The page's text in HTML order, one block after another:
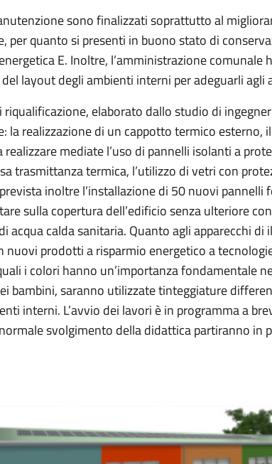
sono finalizzati soprattutto al
per quanto si presenti in buono stato di
E. Inoltre, l’amministrazione
layout degli ambienti interni per adeguarli
riqualificazione, elaborato dallo studio di
la realizzazione di un cappotto termico
realizzare mediate l’uso di pannelli isolanti a
trasmittanza termica, l’utilizzo di vetri con
inoltre l’installazione di 50 nuovi
sulla copertura dell’edificio senza ulteriore
acqua calda sanitaria. Quanto agli apparecchi
prodotti a risparmio energetico a
i colori hanno un’importanza fondamentale
bambini, saranno utilizzate tinteggiature
interni. L’avvio dei lavori è in programma a
svolgimento della didattica partiranno in